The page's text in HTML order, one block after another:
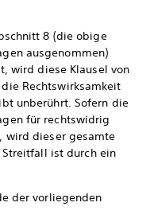
8 (die obige
ausgenommen)
wird diese Klausel von
Rechtswirksamkeit
unberührt. Sofern die
für rechtswidrig
wird dieser gesamte
ist durch ein
der vorliegenden